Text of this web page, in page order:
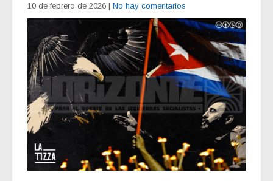
10 de febrero de 2026 | No hay comentarios